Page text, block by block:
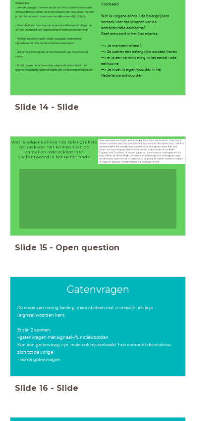
Stappenplan
- Lees de vraag en markeer als dat kan het stuk tekst waar je het
antwoord moet zoeken. Als er een citaat in de vraag staat markeer
je dat. Het antwoord staat daar namelijk vrijwel altijd dichtbij.
- Daarna kijk je in de vraag wat ze precies willen weten. Vragen ze
om een voorbeeld, een tegenstelling of toch een opsomming?
- Met het antwoord op de vorige vraag ga je zoeken naar
signaalwoorden. Die dat tekstverband weergeven.
- Vlakbij het juiste signaal- of functiewoord zul je het antwoord
vinden.
- Schrijf daarna het antwoord op volgens de instructies in het
examen, waarbij de taaltekenregels niet vergeten moeten worden.
Voorbeeld
Wat is volgens alinea 1 de belangrijkste
oorzaak voor het krimpen van de
aantallen rode eekhoorns?
Geef antwoord in het Nederlands.
--> Je markeert alinea 1.
--> Ze zoeken een belangrijke oorzaak/reden
--> er is een vermindering in het aantal rode
eekhoorns
--> Je moet in eigen woorden in het
Nederlands antwoorden
Slide 14 - Slide
Wat is volgens alinea 1 de belangrijkste
oorzaak voor het krimpen van de
aantallen rode eekhoorns?
Geef antwoord in het Nederlands.
Slide 15 - Open question
Gatenvragen
De vrees van menig leerling, maar stiekem niet zo moeilijk, als je je
(signaal)woorden kent.
Er zijn 2 soorten:
-gatenvragen met signaal-/functiewoorden
Kan een gatenvraag zijn, maar ook bijvoorbeeld 'hoe verhoudt deze alinea
zich tot de vorige'.
- echte gatenvragen
Slide 16 - Slide